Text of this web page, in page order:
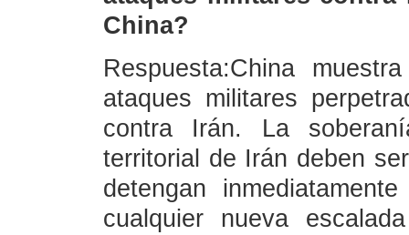
China?
Respuesta:China
ataques militares
contra Irán. La
territorial de Irán deben
detengan
cualquier nueva